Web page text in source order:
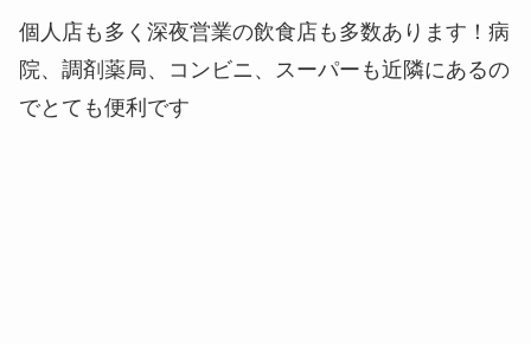
個人店も多く深夜営業の飲食店も多数あります！病
院、調剤薬局、コンビニ、スーパーも近隣にあるの
でとても便利です